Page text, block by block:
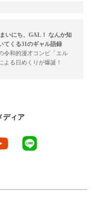
いにち、GAL！ なんか知
てくる31のギャル語録
令和的漫才コンビ「エル
よる日めくりが爆誕！
ディア
youtube